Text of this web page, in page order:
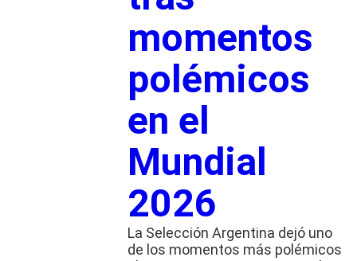
momentos
polémicos
en el
Mundial
2026
La Selección Argentina dejó uno
de los momentos más polémicos